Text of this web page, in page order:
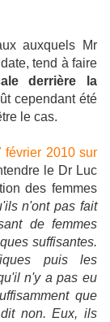
auxquels Mr
tend à faire
derrière la
cependant été
le cas.
février 2010 sur
le Dr Luc
des femmes
n'ont pas fait
de femmes
suffisantes.
puis les
n'y a pas eu
que
non. Eux, ils